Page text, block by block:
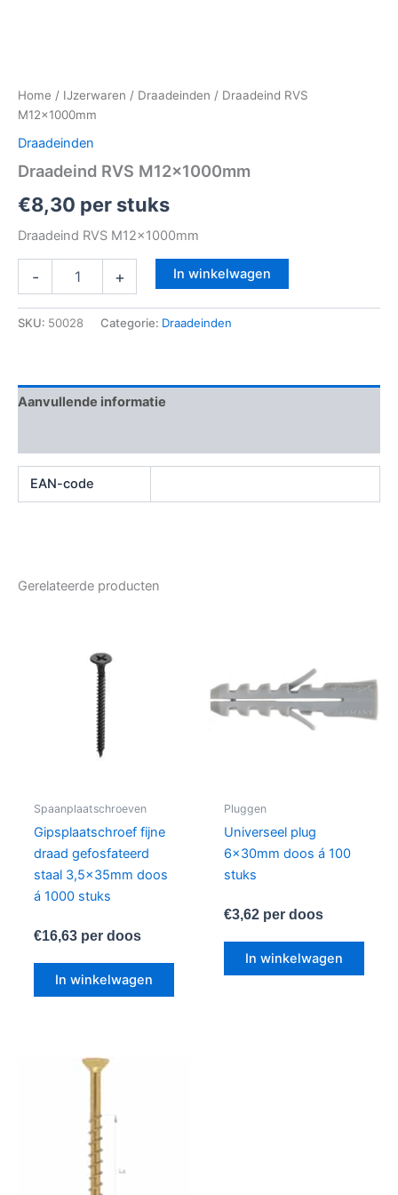
Home / IJzerwaren / Draadeinden / Draadeind RVS
M12x1000mm
Draadeinden
Draadeind RVS M12x1000mm
€8,30 per stuks
Draadeind RVS M12x1000mm
- + In winkelwagen
SKU: 50028 Categorie: Draadeinden
Aanvullende informatie
EAN-code
Gerelateerde producten
Spaanplaatschroeven
Gipsplaatschroef fijne
draad gefosfateerd
staal 3,5x35mm doos
á 1000 stuks
€16,63per doos
In winkelwagen
Pluggen
Universeel plug
6x30mm doos á 100
stuks
€3,62per doos
In winkelwagen